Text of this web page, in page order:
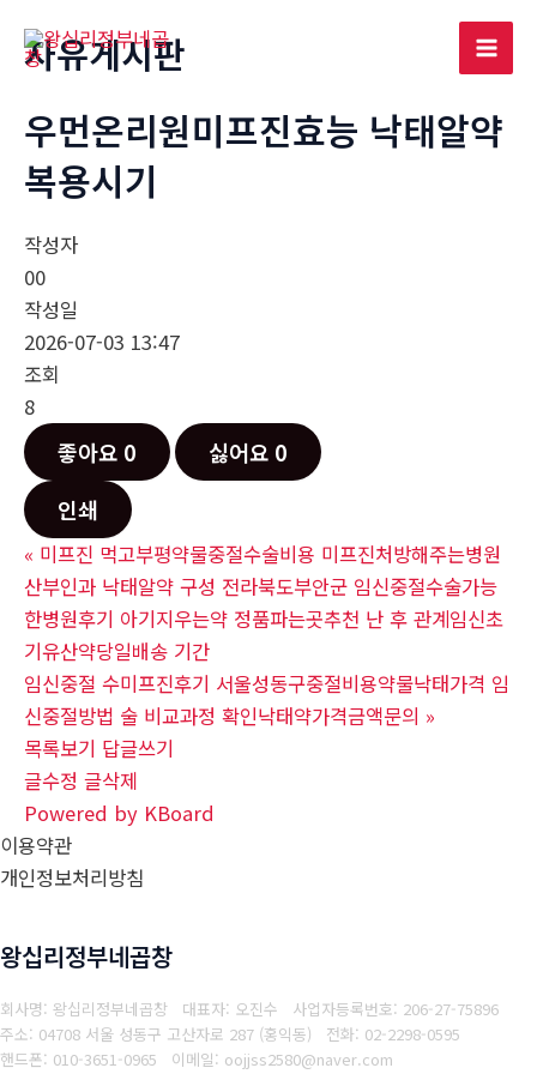
Main
자유게시판
우먼온리원미프진효능 낙­태알약
복용시기
작성자
00
작성일
2026-07-03 13:47
조회
8
좋아요 0 싫어요 0
인쇄
« 미프진 먹고부평약물중절수술비용 미프진처방해주는병원
산부인과 낙­태알약 구성 전라북도부안군 임신중절수술가능
한병원후기 아기지우는약 정품파는곳추천 난 후 관계임신초
기유산약당일배송 기간
임신중절 수미프진후기 서울성동구중절비용약물낙태가격 임
신중절방법 술 비교과정 확인낙태약가격금액문의 »
목록보기 답글쓰기
글수정 글삭제
Powered by KBoard
이용약관
개인정보처리방침
왕십리정부네곱창
회사명: 왕십리정부네곱창 대표자: 오진수 사업자등록번호: 206-27-75896
주소: 04708 서울 성동구 고산자로 287 (홍익동) 전화: 02-2298-0595
핸드폰: 010-3651-0965
이메일: oojjss2580@naver.com